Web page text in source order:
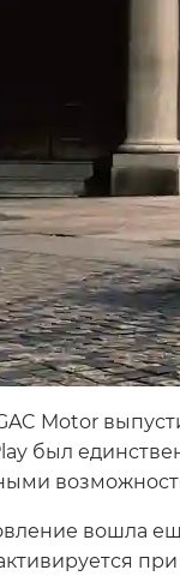
Motor
был
вошла